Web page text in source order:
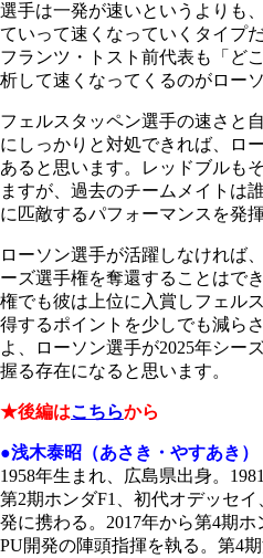
選手は一発が速いというよりも
ていって速くなっていくタイプ
フランツ・トスト前代表も「ど
析して速くなってくるのがロー
フェルスタッペン選手の速さと
にしっかりと対処できれば、ロ
あると思います。レッドブルも
ますが、過去のチームメイトは
に匹敵するパフォーマンスを発
ローソン選手が活躍しなければ
ーズ選手権を奪還することはで
権でも彼は上位に入賞しフェル
得するポイントを少しでも減ら
よ、ローソン選手が2025年シー
握る存在になると思います。
★後編はこちらから
●浅木泰昭（あさき・やすあき
1958年生まれ、広島県出身。
第2期ホンダF1、初代オデッセ
発に携わる。2017年から第4期
PU開発の陣頭指揮を執る。第4